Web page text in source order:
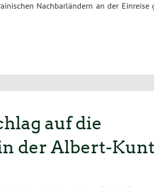
Nachbarländern an der Einreise
auf die
der Albert-